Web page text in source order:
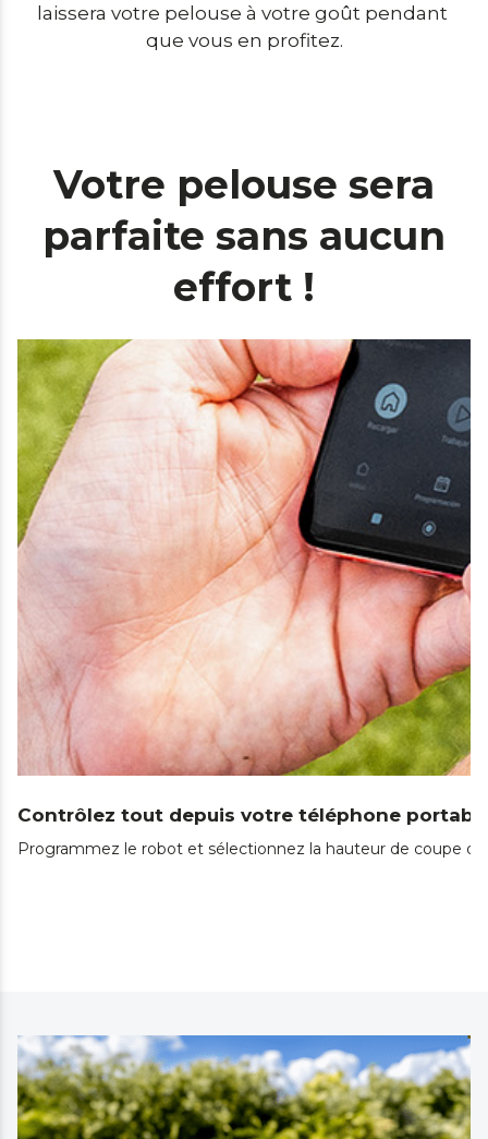
laissera votre pelouse à votre goût pendant
que vous en profitez.
Votre pelouse sera
parfaite sans aucun
effort !
Contrôlez tout depuis votre téléphone
Programmez le robot et sélectionnez la hauteur de coupe